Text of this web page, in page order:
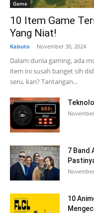
Game
10 Item Game
Yang Niat!
Kabuto - November 30, 2024
Dalam dunia gaming, ada
item ini susah banget sih
seru, kan? Tantangan...
7 Band
10